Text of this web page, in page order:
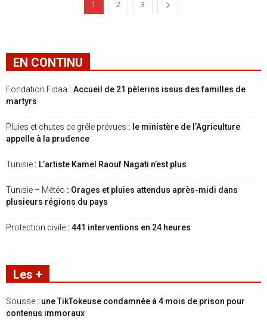
1 2 3
EN CONTINU
Fondation Fidaa : Accueil de 21 pèlerins issus des familles de
martyrs
Pluies et chutes de grêle prévues : le ministère de l’Agriculture
appelle à la prudence
Tunisie : L’artiste Kamel Raouf Nagati n’est plus
Tunisie – Météo : Orages et pluies attendus après-midi dans
plusieurs régions du pays
Protection civile : 441 interventions en 24 heures
Les +
Sousse : une TikTokeuse condamnée à 4 mois de prison pour
contenus immoraux